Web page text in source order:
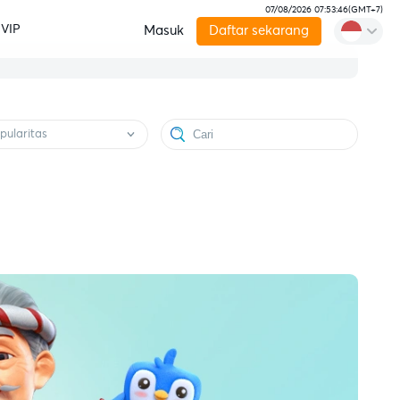
VIP
07/08/2026 07:53:47(GMT+7)
Masuk Daftar sekarang